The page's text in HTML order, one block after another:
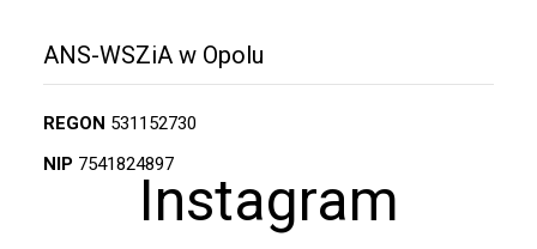
ANS-WSZiA w Opolu
REGON 531152730
NIP 7541824897
Instagram